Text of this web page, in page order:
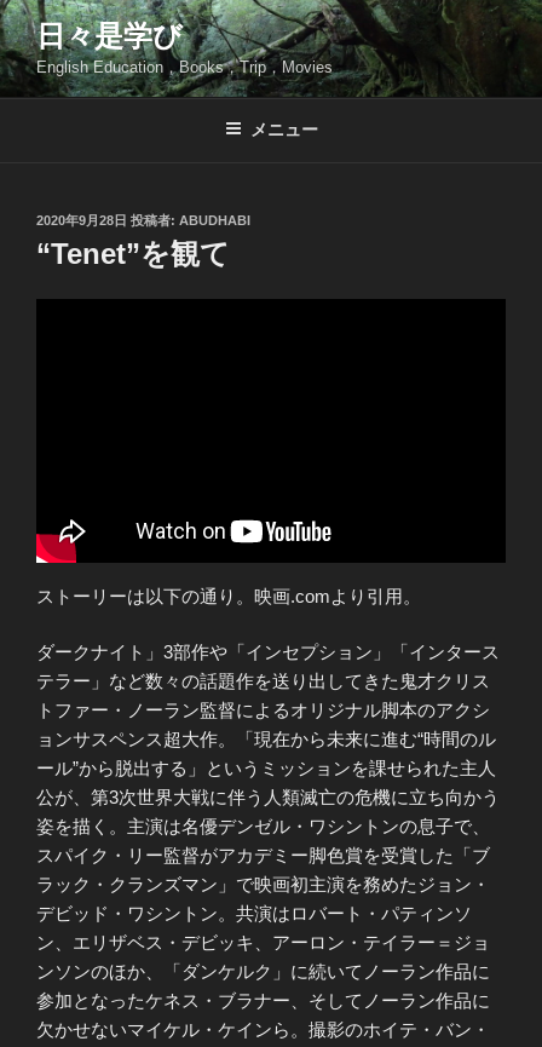
コ
ン
テ
ン
日々是学び
English Education，Books，Trip，Movies
メニュー
投
稿
2020年9月28日 投稿者: ABUDHABI
“Tenet”を観て
ストーリーは以下の通り。映画.comより引用。
ダークナイト」3部作や「インセプション」「インタース
テラー」など数々の話題作を送り出してきた鬼才クリス
トファー・ノーラン監督によるオリジナル脚本のアクシ
ョンサスペンス超大作。「現在から未来に進む“時間のル
ール”から脱出する」というミッションを課せられた主人
公が、第3次世界大戦に伴う人類滅亡の危機に立ち向かう
姿を描く。主演は名優デンゼル・ワシントンの息子で、
スパイク・リー監督がアカデミー脚色賞を受賞した「ブ
ラック・クランズマン」で映画初主演を務めたジョン・
デビッド・ワシントン。共演はロバート・パティンソ
ン、エリザベス・デビッキ、アーロン・テイラー＝ジョ
ンソンのほか、「ダンケルク」に続いてノーラン作品に
参加となったケネス・ブラナー、そしてノーラン作品に
欠かせないマイケル・ケインら。撮影のホイテ・バン・